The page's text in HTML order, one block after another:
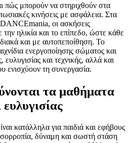
πώς μπορούν να στηριχθούν στα
κινήσεις με ασφάλεια. Στα
οι ασκήσεις
ηλικία και το επίπεδο, ώστε κάθε
και με αυτοπεποίθηση. Το
ενεργοποίησης σώματος και
και τεχνικής, αλλά και
ενισχύουν τη συνεργασία.
τα μαθήματα
κατάλληλα για παιδιά και εφήβους
δύναμη και σωστή στάση